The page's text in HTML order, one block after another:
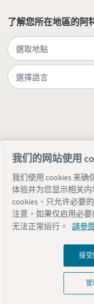
了解您所在地區的阿
法律與隱私權聲明 管理
© 2026 阿特拉斯·科普柯
探索阿特拉斯·科普
访问Atlas Copco
我们的网站使用
我们使用 cookies 来确
体验并为您显示相关
cookies、只允许必要
注意，如果仅启用必
无法正常运行。
請參
接